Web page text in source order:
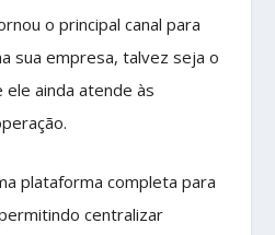
o principal canal para
sua empresa, talvez seja o
ainda atende às
plataforma completa para
centralizar